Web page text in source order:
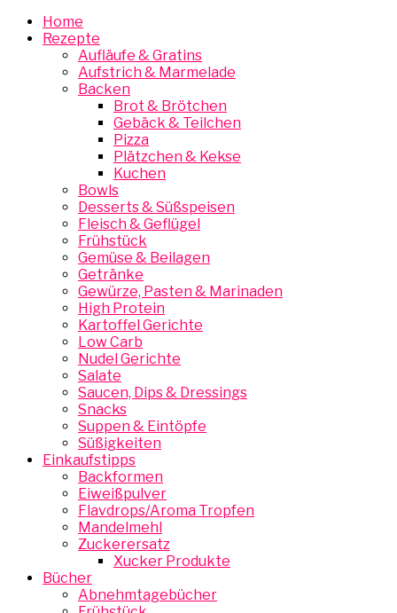
Home
Rezepte
Aufläufe & Gratins
Aufstrich & Marmelade
Backen
Brot & Brötchen
Gebäck & Teilchen
Pizza
Plätzchen & Kekse
Kuchen
Bowls
Desserts & Süßspeisen
Fleisch & Geflügel
Frühstück
Gemüse & Beilagen
Getränke
Gewürze, Pasten & Marinaden
High Protein
Kartoffel Gerichte
Low Carb
Nudel Gerichte
Salate
Saucen, Dips & Dressings
Snacks
Suppen & Eintöpfe
Süßigkeiten
Einkaufstipps
Backformen
Eiweißpulver
Flavdrops/Aroma Tropfen
Mandelmehl
Zuckerersatz
Xucker Produkte
Bücher
Abnehmtagebücher